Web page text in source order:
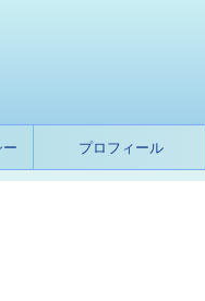
プロフィール